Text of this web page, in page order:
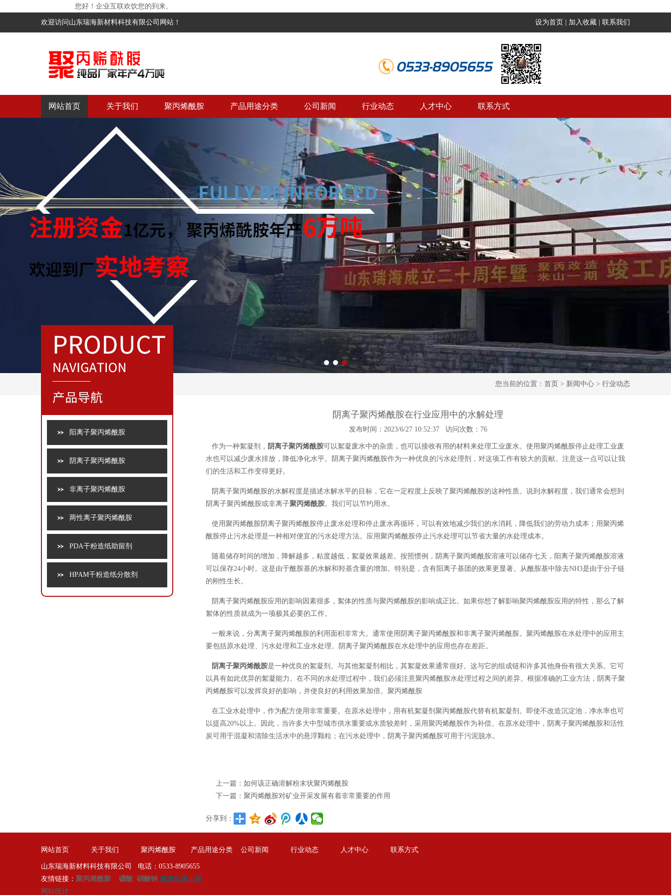
您好！企业互联欢饮您的到来。
欢迎访问山东瑞海新材料科技有限公司网站！ 设为首页 加入收藏 联系我们
网站首页 关于我们 聚丙烯酰胺 产品用途分类 公司新闻 行业动态 人才中心 联系方式
1 2
3
您当前的位置： 首页 > 新闻中心 > 行业动态
阳离子聚丙烯酰胺
阴离子聚丙烯酰胺
非离子聚丙烯酰胺
两性离子聚丙烯酰胺
PDA干粉造纸助留剂
HPAM干粉造纸分散剂
阴离子聚丙烯酰胺在行业应用中的水解处理
发布时间：2023/6/27 10:52:37 访问次数： 76
作为一种絮凝剂， 阴离子聚丙烯酰胺可以絮凝废水中的杂质，也可以接收有用的材料来处理工业废水。使用聚丙烯酰胺停止处理工业废
水也可以减少废水排放，降低净化水平。阴离子聚丙烯酰胺作为一种优良的污水处理剂，对这项工作有较大的贡献。注意这一点可以让我
们的生活和工作变得更好。
阴离子聚丙烯酰胺的水解程度是描述水解水平的目标，它在一定程度上反映了聚丙烯酰胺的这种性质。说到水解程度，我们通常会想到
阴离子聚丙烯酰胺或非离子聚丙烯酰胺。我们可以节约用水。
使用聚丙烯酰胺阴离子聚丙烯酰胺停止废水处理和停止废水再循环，可以有效地减少我们的水消耗，降低我们的劳动力成本；用聚丙烯
酰胺停止污水处理是一种相对便宜的污水处理方法。应用聚丙烯酰胺停止污水处理可以节省大量的水处理成本。
随着储存时间的增加，降解越多，粘度越低，絮凝效果越差。按照惯例，阴离子聚丙烯酰胺溶液可以储存七天，阳离子聚丙烯酰胺溶液
可以保存24小时。这是由于酰胺基的水解和羟基含量的增加。特别是，含有阳离子基团的效果更显著。从酰胺基中除去NH3是由于分子链
的刚性生长。
阴离子聚丙烯酰胺应用的影响因素很多，絮体的性质与聚丙烯酰胺的影响成正比。如果你想了解影响聚丙烯酰胺应用的特性，那么了解
絮体的性质就成为一项极其必要的工作。
一般来说，分离离子聚丙烯酰胺的利用面积非常大。通常使用阴离子聚丙烯酰胺和非离子聚丙烯酰胺。聚丙烯酰胺在水处理中的应用主
要包括原水处理、污水处理和工业水处理。阴离子聚丙烯酰胺在水处理中的应用也存在差距。
阴离子聚丙烯酰胺是一种优良的絮凝剂。与其他絮凝剂相比，其絮凝效果通常很好。这与它的组成链和许多其他身份有很大关系。它可
以具有如此优异的絮凝能力。在不同的水处理过程中，我们必须注意聚丙烯酰胺水处理过程之间的差异。根据准确的工业方法，阴离子聚
丙烯酰胺可以发挥良好的影响，并使良好的利用效果加倍。聚丙烯酰胺
在工业水处理中，作为配方使用非常重要。在原水处理中，用有机絮凝剂聚丙烯酰胺代替有机絮凝剂。即使不改造沉淀池，净水率也可
以提高20%以上。因此，当许多大中型城市供水重要或水质较差时，采用聚丙烯酰胺作为补偿。在原水处理中，阴离子聚丙烯酰胺和活性
炭可用于混凝和清除生活水中的悬浮颗粒；在污水处理中，阴离子聚丙烯酰胺可用于污泥脱水。
上一篇： 如何该正确溶解粉末状聚丙烯酰胺
下一篇： 聚丙烯酰胺对矿业开采发展有着非常重要的作用
分享到：
网站首页 关于我们 聚丙烯酰胺 产品用途分类 公司新闻 行业动态 人才中心 联系方式
山东瑞海新材料科技有限公司 电话：0533-8905655
友情链接： 聚丙烯酰胺 硼酸 硝酸钠 减速机逆止器
网站统计